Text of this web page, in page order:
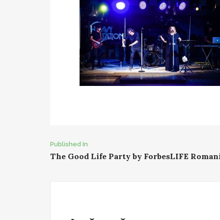
Post
navigation
Published In
The Good Life Party by ForbesLIFE